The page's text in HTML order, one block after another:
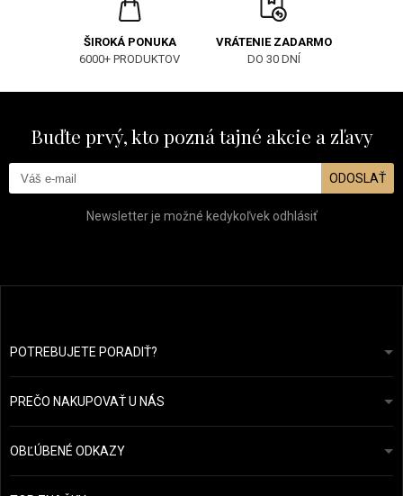
ŠIROKÁ PONUKA
6000+ PRODUKTOV
VRÁTENIE ZADARMO
DO 30 DNÍ
Buďte prvý, kto pozná tajné akcie a zľavy
ODOSLAŤ
Newsletter je možné kedykoľvek odhlásiť
POTREBUJETE PORADIŤ?info@prozdravevlasy.cz
Odpovieme do 24 hodín.
PREČO NAKUPOVAŤ U NÁS
Obchodní podmínky
Ochrana osobních údajů
Přehled plateb a dopravy
OBĽÚBENÉ ODKAZY
Náš příběh
Kérastase